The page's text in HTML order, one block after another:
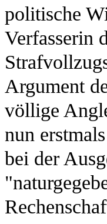
politische
Verfasserin
Argument
völlige
nun
bei der